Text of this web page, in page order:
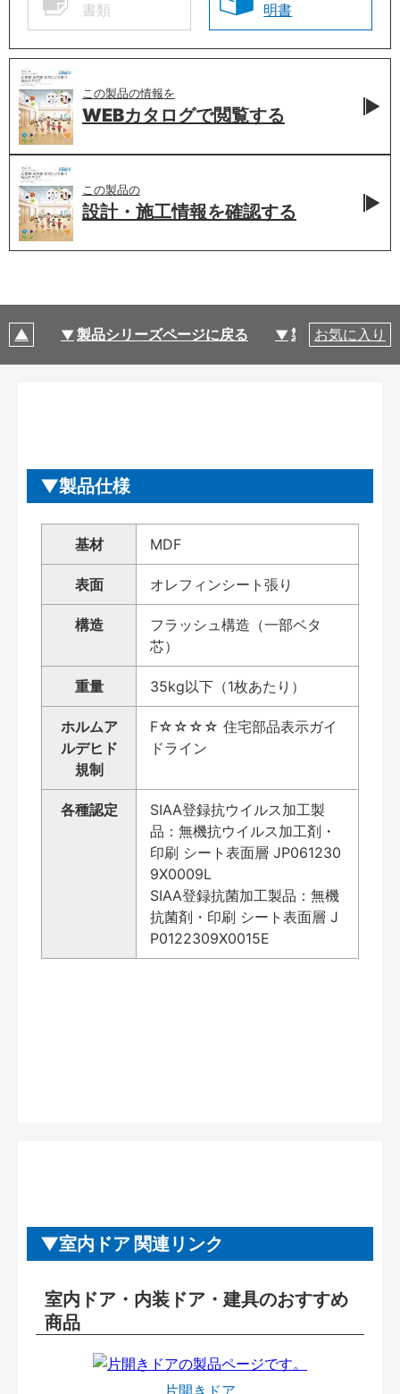
書類
明書
この製品の情報を
WEBカタログで閲覧する
この製品の
設計・施工情報を確認する
製品シリーズページに戻る 製品仕様
お気に入り
製品仕様
基材 MDF
表面 オレフィンシート張り
構造
フラッシュ構造（一部ベタ
芯）
重量 35kg以下（1枚あたり）
ホルムア
ルデヒド
規制
F☆☆☆☆ 住宅部品表示ガイ
ドライン
各種認定
SIAA登録抗ウイルス加工製
品：無機抗ウイルス加工剤・
印刷 シート表面層 JP061230
9X0009L
SIAA登録抗菌加工製品：無機
抗菌剤・印刷 シート表面層 J
P0122309X0015E
室内ドア 関連リンク
室内ドア・内装ドア・建具のおすすめ
商品